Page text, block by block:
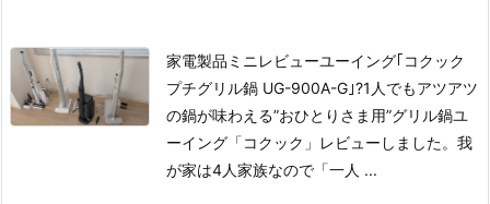
家電製品ミニレビューユーイング｢コクック
プチグリル鍋 UG-900A-G｣?1人でもアツアツ
の鍋が味わえる”おひとりさま用”グリル鍋ユ
ーイング「コクック」レビューしました。我
が家は4人家族なので「一人 ...